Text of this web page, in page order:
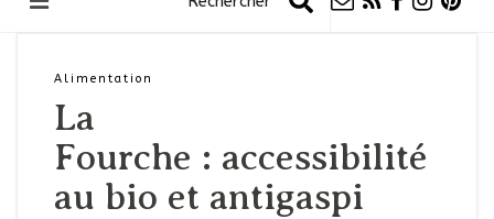
Alimentation
La
Fourche : accessibilité
au bio et antigaspi